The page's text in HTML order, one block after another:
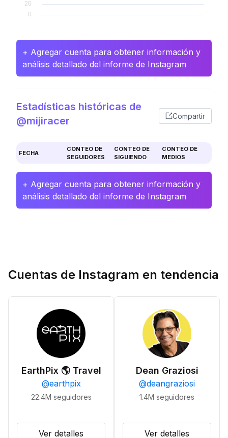
+ Agregar cuenta para obtener información y
análisis detallado del informe de Instagram
Estadísticas históricas de
@mijiracer
Compartir
FECHA
CONTEO DE
SEGUIDORES
CONTEO DE
SIGUIENDO
CONTEO DE
MEDIOS
+ Agregar cuenta para obtener información y
análisis detallado del informe de Instagram
Cuentas de Instagram en tendencia
EarthPix 🌎 Travel
@earthpix
22.4M seguidores
Ver detalles
Dean Graziosi
@deangraziosi
1.4M seguidores
Ver detalles